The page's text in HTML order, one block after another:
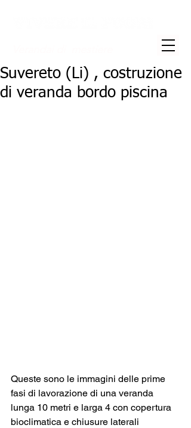
Suvereto (Li) , costruzione
di veranda bordo piscina
Queste sono le immagini delle prime
fasi di lavorazione di una veranda
lunga 10 metri e larga 4 con copertura
bioclimatica e chiusure laterali